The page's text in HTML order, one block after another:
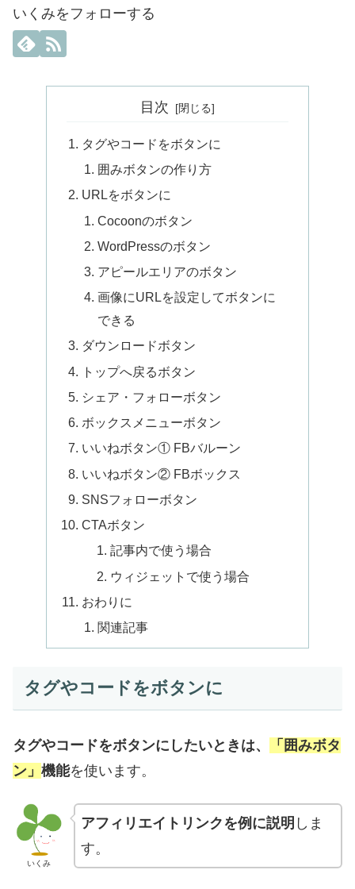
いくみをフォローする
目次
タグやコードをボタンに
囲みボタンの作り方
URLをボタンに
Cocoonのボタン
WordPressのボタン
アピールエリアのボタン
画像にURLを設定してボタンに
できる
ダウンロードボタン
トップへ戻るボタン
シェア・フォローボタン
ボックスメニューボタン
いいねボタン① FBバルーン
いいねボタン② FBボックス
SNSフォローボタン
CTAボタン
記事内で使う場合
ウィジェットで使う場合
おわりに
関連記事
タグやコードをボタンに
タグやコードをボタンにしたいときは、
「囲みボタ
ン」 機能を使います。
いくみ
アフィリエイトリンクを例に説明 しま
す。